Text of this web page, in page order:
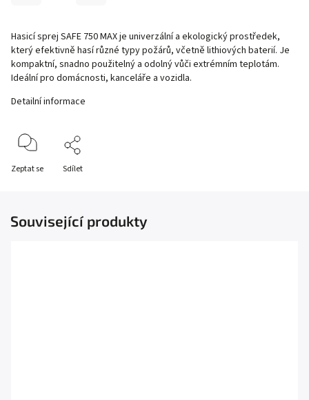
Hasicí sprej SAFE 750 MAX je univerzální a ekologický prostředek,
který efektivně hasí různé typy požárů, včetně lithiových baterií. Je
kompaktní, snadno použitelný a odolný vůči extrémním teplotám.
Ideální pro domácnosti, kanceláře a vozidla.
Detailní informace
Zeptat se Sdílet
Související produkty